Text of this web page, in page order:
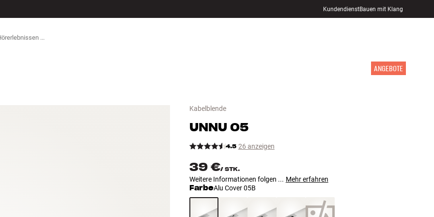
KundendienstBauen mit Klang
ANGEBOTE
Kabelblende
UNNU 05
4.5 26 anzeigen
39 €/ STK.
Weitere Informationen folgen ... Mehr erfahren
FarbeAlu Cover 05B